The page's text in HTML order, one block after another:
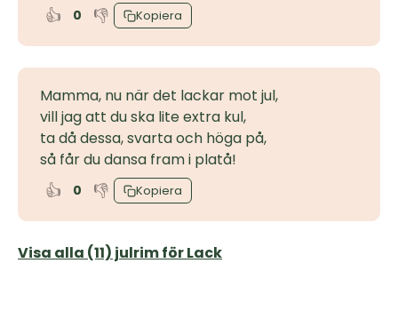
👍 0 👎 Kopiera
Mamma, nu när det lackar mot jul,
vill jag att du ska lite extra kul,
ta då dessa, svarta och höga på,
så får du dansa fram i platå!
👍 0 👎 Kopiera
Visa alla (11) julrim för Lack